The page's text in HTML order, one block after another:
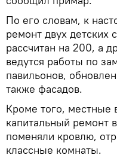
По его словам, к
ремонт двух детских
рассчитан на 200, а
ведутся работы по
павильонов,
также фасадов.
Кроме того, местные
капитальный ремонт
поменяли кровлю,
классные комнаты.